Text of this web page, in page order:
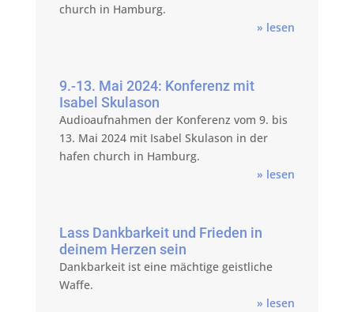
church in Hamburg.
» lesen
9.-13. Mai 2024: Konferenz mit
Isabel Skulason
Audioaufnahmen der Konferenz vom 9. bis
13. Mai 2024 mit Isabel Skulason in der
hafen church in Hamburg.
» lesen
Lass Dankbarkeit und Frieden in
deinem Herzen sein
Dankbarkeit ist eine mächtige geistliche
Waffe.
» lesen